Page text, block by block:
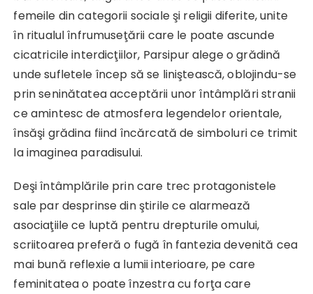
femeile din categorii sociale şi religii diferite, unite
în ritualul înfrumuseţării care le poate ascunde
cicatricile interdicţiilor, Parsipur alege o grădină
unde sufletele încep să se liniştească, oblojindu-se
prin seninătatea acceptării unor întâmplări stranii
ce amintesc de atmosfera legendelor orientale,
însăşi grădina fiind încărcată de simboluri ce trimit
la imaginea paradisului.
Deşi întâmplările prin care trec protagonistele
sale par desprinse din ştirile ce alarmează
asociaţiile ce luptă pentru drepturile omului,
scriitoarea preferă o fugă în fantezia devenită cea
mai bună reflexie a lumii interioare, pe care
feminitatea o poate înzestra cu forţa care